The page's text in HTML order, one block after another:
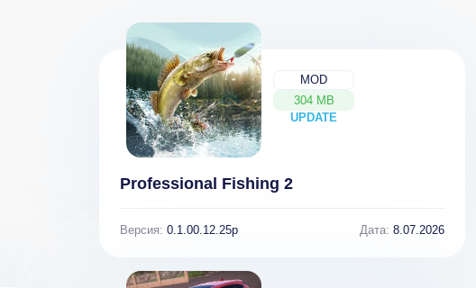
MOD
304 MB
UPDATE
NEW
Professional Fishing 2
Версия: 0.1.00.12.25p Дата: 8.07.2026